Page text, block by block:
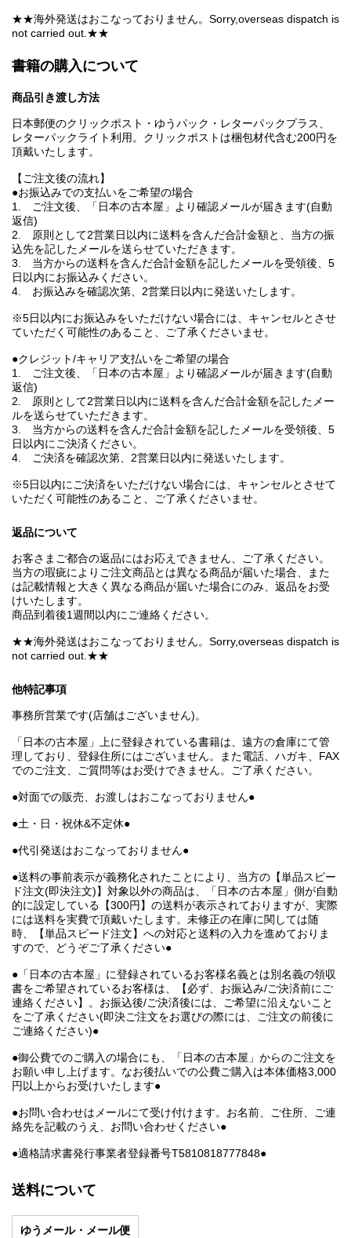
★★海外発送はおこなっておりません。Sorry,overseas dispatch is
not carried out.★★
書籍の購入について
商品引き渡し方法
日本郵便のクリックポスト・ゆうパック・レターパックプラス、
レターパックライト利用。クリックポストは梱包材代含む200円を
頂戴いたします。
【ご注文後の流れ】
●お振込みでの支払いをご希望の場合
1. ご注文後、「日本の古本屋」より確認メールが届きます(自動
返信)
2. 原則として2営業日以内に送料を含んだ合計金額と、当方の振
込先を記したメールを送らせていただきます。
3. 当方からの送料を含んだ合計金額を記したメールを受領後、5
日以内にお振込みください。
4. お振込みを確認次第、2営業日以内に発送いたします。
※5日以内にお振込みをいただけない場合には、キャンセルとさせ
ていただく可能性のあること、ご了承くださいませ。
●クレジット/キャリア支払いをご希望の場合
1. ご注文後、「日本の古本屋」より確認メールが届きます(自動
返信)
2. 原則として2営業日以内に送料を含んだ合計金額を記したメー
ルを送らせていただきます。
3. 当方からの送料を含んだ合計金額を記したメールを受領後、5
日以内にご決済ください。
4. ご決済を確認次第、2営業日以内に発送いたします。
※5日以内にご決済をいただけない場合には、キャンセルとさせて
いただく可能性のあること、ご了承くださいませ。
返品について
お客さまご都合の返品にはお応えできません、ご了承ください。
当方の瑕疵によりご注文商品とは異なる商品が届いた場合、また
は記載情報と大きく異なる商品が届いた場合にのみ、返品をお受
けいたします。
商品到着後1週間以内にご連絡ください。
★★海外発送はおこなっておりません。Sorry,overseas dispatch is
not carried out.★★
他特記事項
事務所営業です(店舗はございません)。
「日本の古本屋」上に登録されている書籍は、遠方の倉庫にて管
理しており、登録住所にはございません。また電話、ハガキ、FAX
でのご注文、ご質問等はお受けできません。ご了承ください。
●対面での販売、お渡しはおこなっておりません●
●土・日・祝休&不定休●
●代引発送はおこなっておりません●
●送料の事前表示が義務化されたことにより、当方の【単品スピー
ド注文(即決注文)】対象以外の商品は、「日本の古本屋」側が自動
的に設定している【300円】の送料が表示されておりますが、実際
には送料を実費で頂戴いたします。未修正の在庫に関しては随
時、【単品スピード注文】への対応と送料の入力を進めておりま
すので、どうぞご了承ください●
●「日本の古本屋」に登録されているお客様名義とは別名義の領収
書をご希望されているお客様は、【必ず、お振込み/ご決済前にご
連絡ください】。お振込後/ご決済後には、ご希望に沿えないこと
をご了承ください(即決ご注文をお選びの際には、ご注文の前後に
ご連絡ください)●
●御公費でのご購入の場合にも、「日本の古本屋」からのご注文を
お願い申し上げます。なお後払いでの公費ご購入は本体価格3,000
円以上からお受けいたします●
●お問い合わせはメールにて受け付けます。お名前、ご住所、ご連
絡先を記載のうえ、お問い合わせください●
●適格請求書発行事業者登録番号T5810818777848●
送料について
ゆうメール・メール便